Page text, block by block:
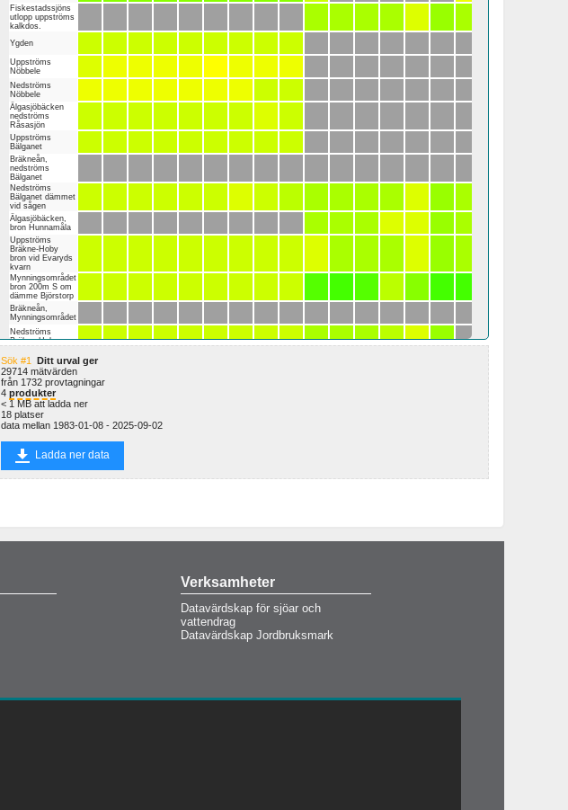
Fiskestadssjöns
utlopp uppströms
kalkdos.
Ygden
Uppströms
Nöbbele
Nedströms
Nöbbele
Älgasjöbäcken
nedströms
Råsasjön
Uppströms
Bälganet
Bräkneån,
nedströms
Bälganet
Nedströms
Bälganet dämmet
vid sågen
Älgasjöbäcken,
bron Hunnamåla
Uppströms
Bräkne-Hoby
bron vid Evaryds
kvarn
Mynningsområdet
bron 200m S om
dämme Björstorp
Bräkneån,
Mynningsområdet
Nedströms
Bräkne-Hoby
Sök #1
Ditt urval ger
29714 mätvärden
från 1732 provtagningar
4 produkter
< 1 MB att ladda ner
18 platser
data mellan 1983-01-08 - 2025-09-02
Ladda ner data
Verksamheter
Datavärdskap för sjöar och
vattendrag
Datavärdskap Jordbruksmark